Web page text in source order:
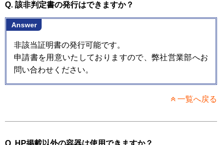
Q. 該非判定書の発行はできますか？
Answer
非該当証明書の発行可能です。
申請書を用意いたしておりますので、弊社営業部へお
問い合わせください。
一覧へ戻る
Q. HP掲載以外の容器は使用できますか？